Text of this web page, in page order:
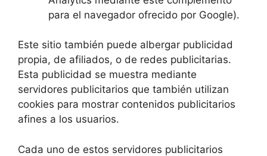
para el navegador ofrecido por Google).
Este sitio también puede albergar publicidad
propia, de afiliados, o de redes publicitarias.
Esta publicidad se muestra mediante
servidores publicitarios que también utilizan
cookies para mostrar contenidos publicitarios
afines a los usuarios.
Cada uno de estos servidores publicitarios